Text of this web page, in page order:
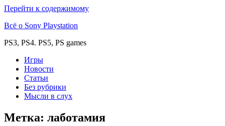
Перейти к содержимому
Всё о Sony Playstation
PS3, PS4. PS5, PS games
Игры
Новости
Статьи
Без рубрики
Мысли в слух
Метка: лаботамия